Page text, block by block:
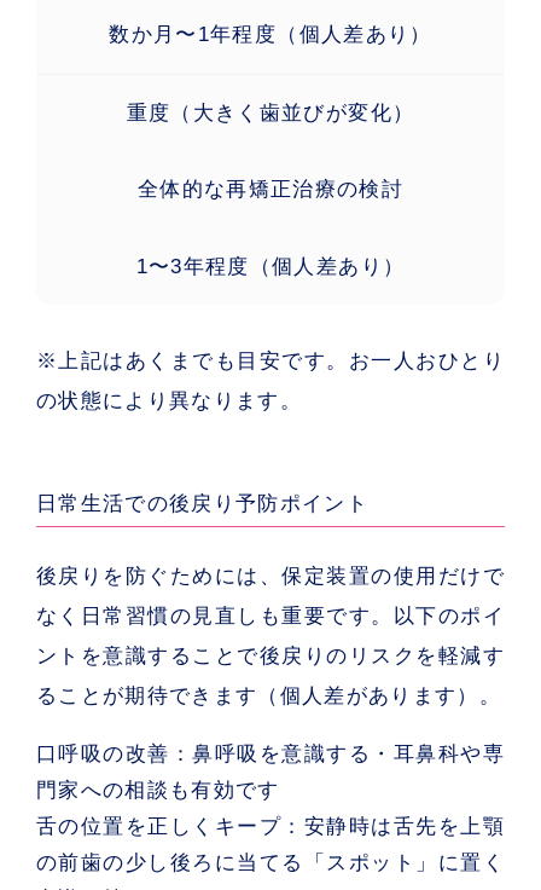
数か月〜1年程度（個人差あり）
重度（大きく歯並びが変化）
全体的な再矯正治療の検討
1〜3年程度（個人差あり）
※上記はあくまでも目安です。お一人おひとり
の状態により異なります。
日常生活での後戻り予防ポイント
後戻りを防ぐためには、保定装置の使用だけで
なく日常習慣の見直しも重要です。以下のポイ
ントを意識することで後戻りのリスクを軽減す
ることが期待できます（個人差があります）。
口呼吸の改善：鼻呼吸を意識する・耳鼻科や専
門家への相談も有効です
舌の位置を正しくキープ： 安静時は舌先を上顎
の前歯の少し後ろに当てる「スポット」に置く